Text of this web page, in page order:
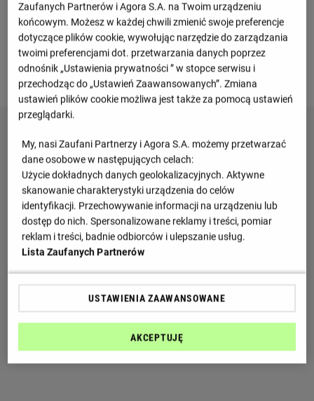
Informacje o meczu
2. liga. Baraże o 1. ligę, Semi Finals
Wtorek 02.06.2026, godzina 11:00
Zaufanych Partnerów i Agora S.A. na Twoim urządzeniu
końcowym. Możesz w każdej chwili zmienić swoje preferencje
dotyczące plików cookie, wywołując narzędzie do zarządzania
twoimi preferencjami dot. przetwarzania danych poprzez
odnośnik „Ustawienia prywatności ” w stopce serwisu i
przechodząc do „Ustawień Zaawansowanych”. Zmiana
ustawień plików cookie możliwa jest także za pomocą ustawień
przeglądarki.
My, nasi Zaufani Partnerzy i Agora S.A. możemy przetwarzać
dane osobowe w następujących celach:
Użycie dokładnych danych geolokalizacyjnych. Aktywne
skanowanie charakterystyki urządzenia do celów
identyfikacji. Przechowywanie informacji na urządzeniu lub
dostęp do nich. Spersonalizowane reklamy i treści, pomiar
reklam i treści, badnie odbiorców i ulepszanie usług.
Lista Zaufanych Partnerów
USTAWIENIA ZAAWANSOWANE
AKCEPTUJĘ